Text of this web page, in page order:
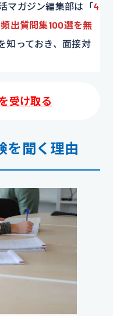
マガジン編集部は「4
出質問集100選を無
知っておき、面接対
受け取る
を聞く理由